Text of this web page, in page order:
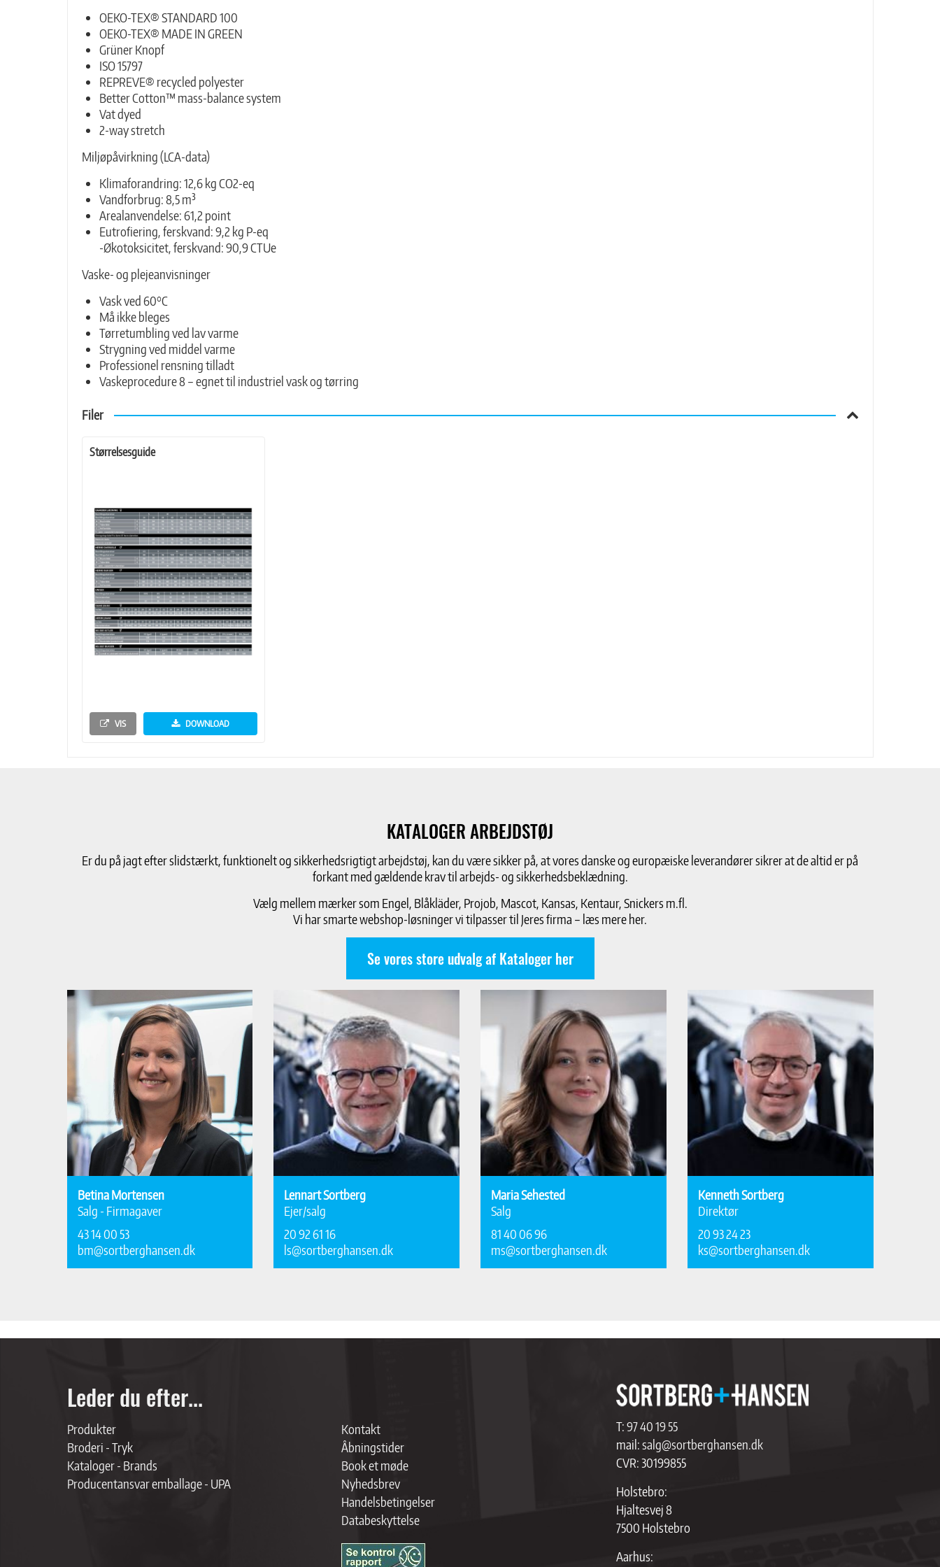
OEKO-TEX® STANDARD 100
OEKO-TEX® MADE IN GREEN
Grüner Knopf
ISO 15797
REPREVE® recycled polyester
Better Cotton™ mass-balance system
Vat dyed
2-way stretch
Miljøpåvirkning (LCA-data)
Klimaforandring: 12,6 kg CO2-eq
Vandforbrug: 8,5 m³
Arealanvendelse: 61,2 point
Eutrofiering, ferskvand: 9,2 kg P-eq
-Økotoksicitet, ferskvand: 90,9 CTUe
Vaske- og plejeanvisninger
Vask ved 60°C
Må ikke bleges
Tørretumbling ved lav varme
Strygning ved middel varme
Professionel rensning tilladt
Vaskeprocedure 8 – egnet til industriel vask og tørring
Filer
Størrelsesguide
VIS DOWNLOAD
KATALOGER ARBEJDSTØJ
Er du på jagt efter slidstærkt, funktionelt og sikkerhedsrigtigt arbejdstøj, kan du være sikker på, at vores danske og europæiske leverandører sikrer at de altid er på
forkant med gældende krav til arbejds- og sikkerhedsbeklædning.
Vælg mellem mærker som Engel, Blåkläder, Projob, Mascot, Kansas, Kentaur, Snickers m.fl.
Vi har smarte webshop-løsninger vi tilpasser til Jeres firma – læs mere her.
Se vores store udvalg af Kataloger her
Betina Mortensen
Salg - Firmagaver
43 14 00 53
bm@sortberghansen.dk
Lennart Sortberg
Ejer/salg
20 92 61 16
ls@sortberghansen.dk
Maria Sehested
Salg
81 40 06 96
ms@sortberghansen.dk
Kenneth Sortberg
Direktør
20 93 24 23
ks@sortberghansen.dk
Leder du efter...
Produkter
Broderi - Tryk
Kataloger - Brands
Producentansvar emballage - UPA
Kontakt
Åbningstider
Book et møde
Nyhedsbrev
Handelsbetingelser
Databeskyttelse
T:97 40 19 55
mail:salg@sortberghansen.dk
CVR: 30199855
Holstebro:
Hjaltesvej 8
7500 Holstebro
Aarhus: